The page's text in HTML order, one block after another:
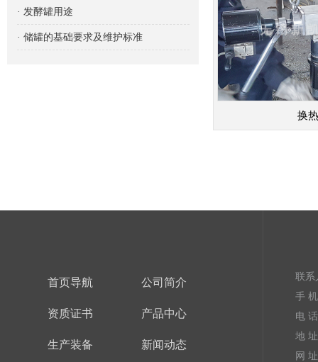
· 发酵罐用途
· 储罐的基础要求及维护标准
换
首页导航 公司简介
资质证书 产品中心
生产装备 新闻动态
联系
手
电
地
网